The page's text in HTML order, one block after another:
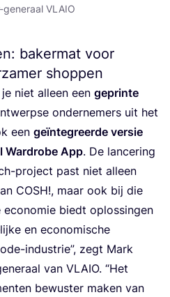
VLAIO
bakermat voor
shoppen
niet alleen een geprin­te
onder­ne­mers uit het
een geïn­te­greer­de ver­sie
Ward­ro­be App. De lan­ce­ring
pro­ject past niet alleen
COSH!, maar ook bij die
eco­no­mie biedt oplos­sin­gen
en eco­no­mi­sche
indu­strie”, zegt Mark
van VLAIO. “Het
bewus­ter maken van